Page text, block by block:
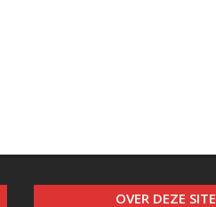
OVER DEZE SITE